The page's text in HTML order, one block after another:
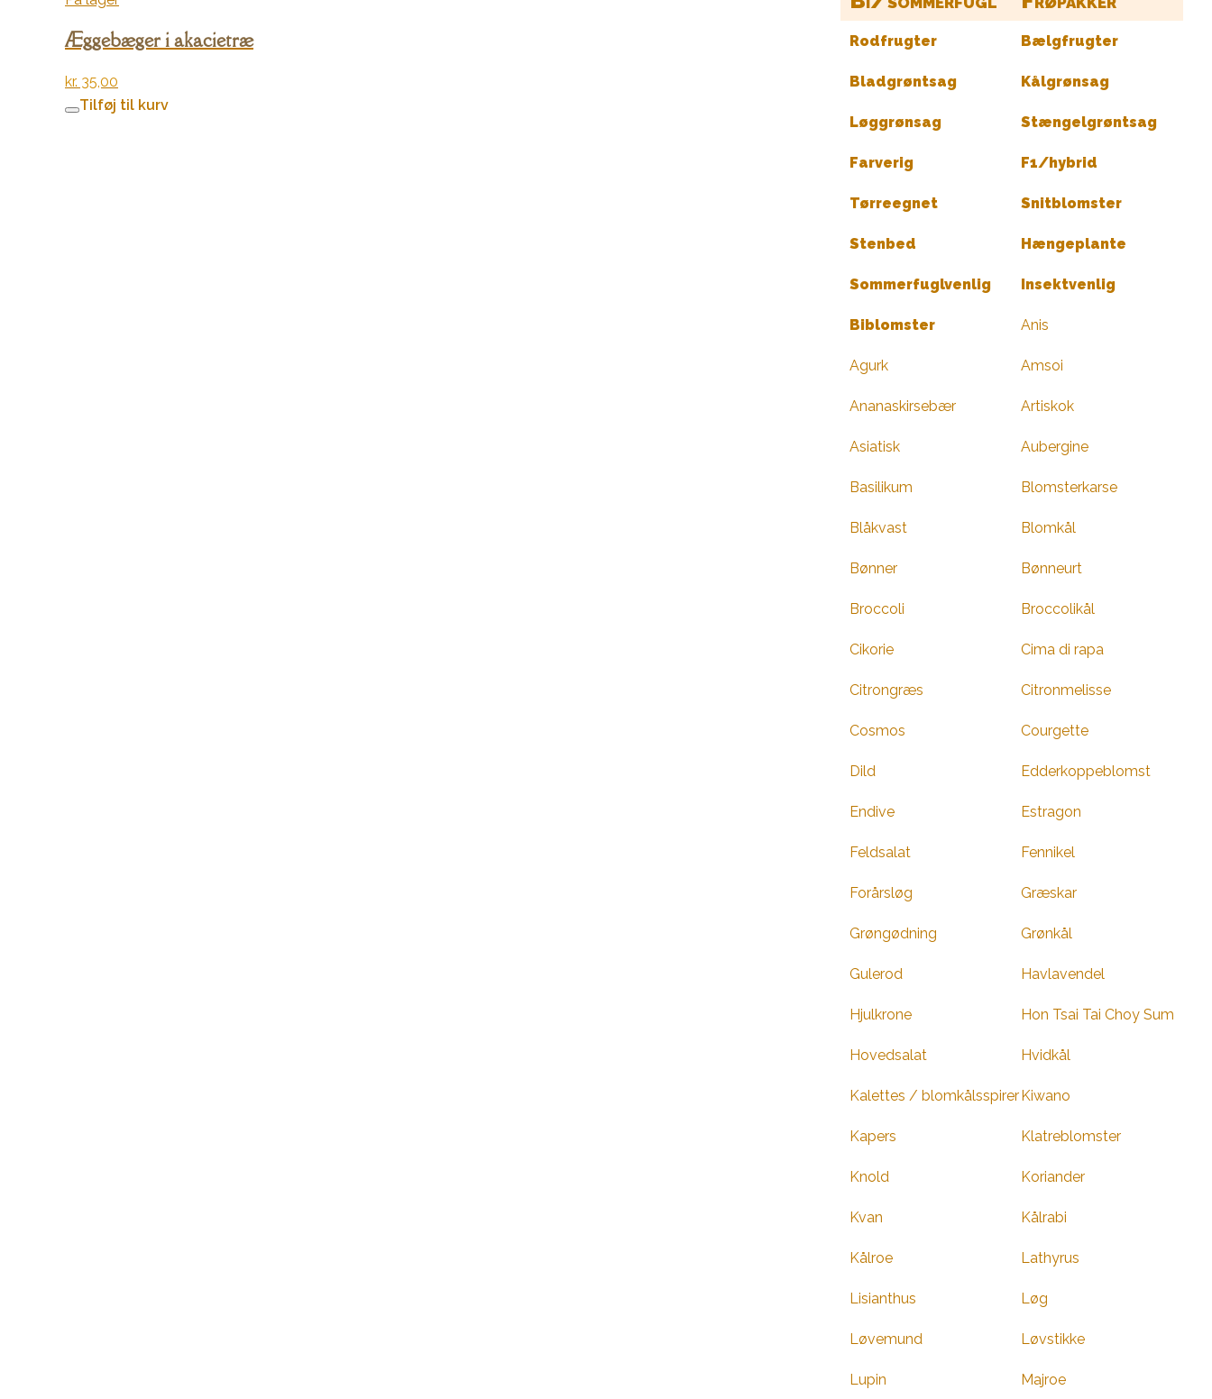
Æggebæger i akacietræ
kr. 35,00
Tilføj til kurv
Rodfrugter Bælgfrugter
Bladgrøntsag Kålgrønsag
Løggrønsag Stængelgrøntsag
Farverig F1/hybrid
Tørreegnet Snitblomster
Stenbed Hængeplante
Sommerfuglvenlig Insektvenlig
Biblomster Anis
Agurk Amsoi
Ananaskirsebær Artiskok
Asiatisk Aubergine
Basilikum Blomsterkarse
Blåkvast Blomkål
Bønner Bønneurt
Broccoli Broccolikål
Cikorie Cima di rapa
Citrongræs Citronmelisse
Cosmos Courgette
Dild Edderkoppeblomst
Endive Estragon
Feldsalat Fennikel
Forårsløg Græskar
Grøngødning Grønkål
Gulerod Havlavendel
Hjulkrone Hon Tsai Tai Choy Sum
Hovedsalat Hvidkål
Kalettes / blomkålsspirer Kiwano
Kapers Klatreblomster
Knold Koriander
Kvan Kålrabi
Kålroe Lathyrus
Lisianthus Løg
Løvemund Løvstikke
Lupin Majroe